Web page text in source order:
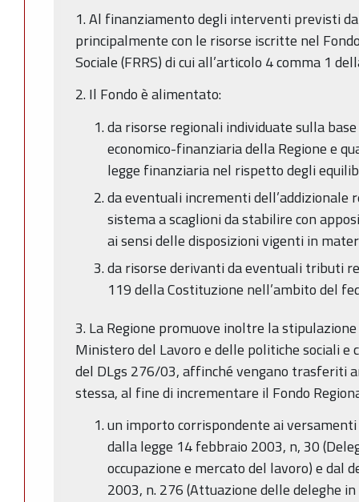
1. Al finanziamento degli interventi previsti
principalmente con le risorse iscritte nel
Sociale (FRRS) di cui all’articolo 4 comma 1
2. Il Fondo è alimentato:
da risorse regionali individuate sulla
economico-finanziaria della Regione e
legge finanziaria nel rispetto degli
da eventuali incrementi dell’addizionale
sistema a scaglioni da stabilire con
ai sensi delle disposizioni vigenti in
da risorse derivanti da eventuali tributi
119 della Costituzione nell’ambito del
3. La Regione promuove inoltre la
Ministero del Lavoro e delle politiche sociali e
del DLgs 276/03, affinché vengano trasferiti
stessa, al fine di incrementare il Fondo
un importo corrispondente ai
dalla legge 14 febbraio 2003, n, 30
occupazione e mercato del lavoro) e dal
2003, n. 276 (Attuazione delle deleghe